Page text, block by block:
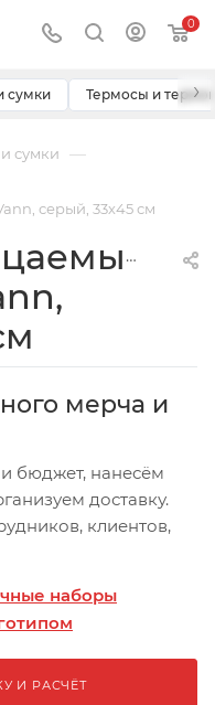
0
сумки Термосы и ›
сумки —
серый, 33х45 см
мерча и
бюджет, нанесём
доставку.
клиентов,
наборы
И РАСЧЁТ